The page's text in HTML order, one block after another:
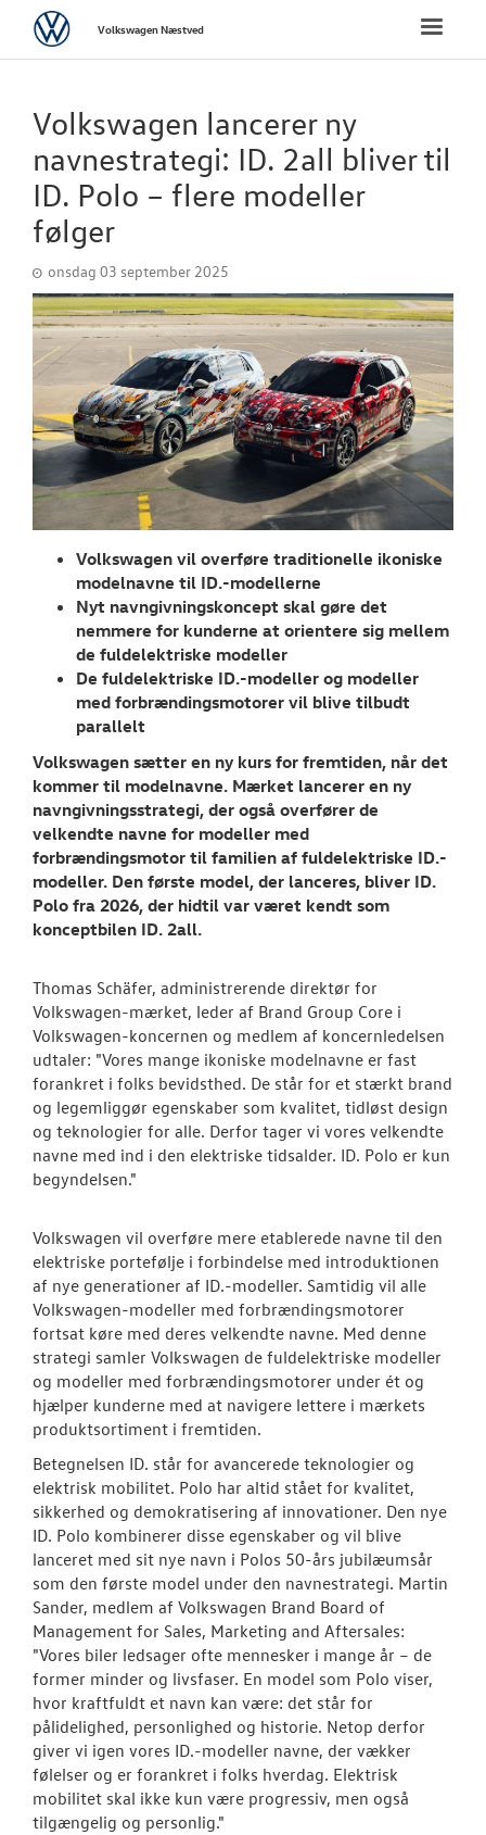
NYE
VÆRKSTED
TILBEHØR
JOB OG
OM OS
NYHEDER
Danmarks
RESERVEDELE
Toggle
VolkswagenVolkswagen Næstved
Volkswagen lancerer ny
navnestrategi: ID. 2all bliver til
ID. Polo – flere modeller
følger
onsdag 03 september 2025
Volkswagen vil overføre traditionelle ikoniske
modelnavne til ID.-modellerne
Nyt navngivningskoncept skal gøre det
nemmere for kunderne at orientere sig mellem
de fuldelektriske modeller
De fuldelektriske ID.-modeller og modeller
med forbrændingsmotorer vil blive tilbudt
parallelt
Volkswagen sætter en ny kurs for fremtiden, når det
kommer til modelnavne. Mærket lancerer en ny
navngivningsstrategi, der også overfører de
velkendte navne for modeller med
forbrændingsmotor til familien af fuldelektriske ID.-
modeller. Den første model, der lanceres, bliver ID.
Polo fra 2026, der hidtil var været kendt som
konceptbilen ID. 2all.
Thomas Schäfer, administrerende direktør for
Volkswagen-mærket, leder af Brand Group Core i
Volkswagen-koncernen og medlem af koncernledelsen
udtaler: "Vores mange ikoniske modelnavne er fast
forankret i folks bevidsthed. De står for et stærkt brand
og legemliggør egenskaber som kvalitet, tidløst design
og teknologier for alle. Derfor tager vi vores velkendte
navne med ind i den elektriske tidsalder. ID. Polo er kun
begyndelsen."
Volkswagen vil overføre mere etablerede navne til den
elektriske portefølje i forbindelse med introduktionen
af nye generationer af ID.-modeller. Samtidig vil alle
Volkswagen-modeller med forbrændingsmotorer
fortsat køre med deres velkendte navne. Med denne
strategi samler Volkswagen de fuldelektriske modeller
og modeller med forbrændingsmotorer under ét og
hjælper kunderne med at navigere lettere i mærkets
produktsortiment i fremtiden.
Betegnelsen ID. står for avancerede teknologier og
elektrisk mobilitet. Polo har altid stået for kvalitet,
sikkerhed og demokratisering af innovationer. Den nye
ID. Polo kombinerer disse egenskaber og vil blive
lanceret med sit nye navn i Polos 50-års jubilæumsår
som den første model under den navnestrategi. Martin
Sander, medlem af Volkswagen Brand Board of
Management for Sales, Marketing and Aftersales:
"Vores biler ledsager ofte mennesker i mange år – de
former minder og livsfaser. En model som Polo viser,
hvor kraftfuldt et navn kan være: det står for
pålidelighed, personlighed og historie. Netop derfor
giver vi igen vores ID.-modeller navne, der vækker
følelser og er forankret i folks hverdag. Elektrisk
mobilitet skal ikke kun være progressiv, men også
tilgængelig og personlig."